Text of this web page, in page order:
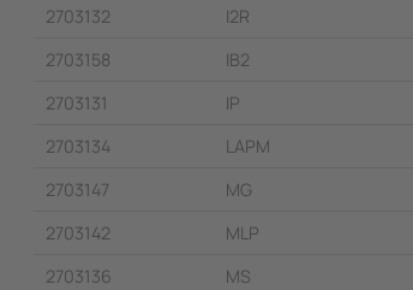
2703132
I2R
2703158
IB2
2703131
IP
2703134
LAPM
2703147
MG
2703142
MLP
2703136
MS